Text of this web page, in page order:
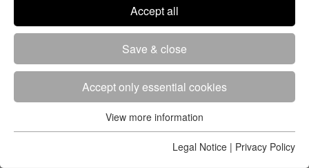
Get all the latest news about running
and cycling events in your region
and around the world. mika:timing
has the most important news for
you.
Accept all
Save & close
Accept only essential cookies
Essential cookies are required for the basic functions of the
website. This ensures that the website works properly.
View more information
Legal Notice | Privacy Policy